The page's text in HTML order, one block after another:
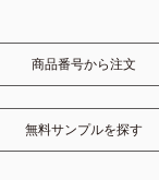
商品番号から注文
無料サンプルを探す